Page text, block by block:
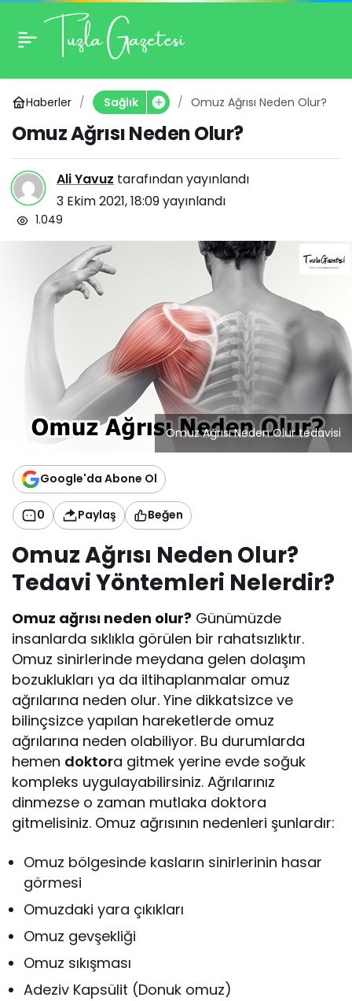
Haberler Sağlık Omuz Ağrısı Neden Olur?
Omuz Ağrısı Neden Olur?
Ali Yavuz tarafından yayınlandı
3 Ekim 2021, 18:09yayınlandı
1.049
Omuz Ağrısı Neden Olur tedavisi
Google'da Abone Ol
0 Paylaş Beğen
Omuz Ağrısı Neden Olur?
Tedavi Yöntemleri Nelerdir?
Omuz ağrısı neden olur? Günümüzde
insanlarda sıklıkla görülen bir rahatsızlıktır.
Omuz sinirlerinde meydana gelen dolaşım
bozuklukları ya da iltihaplanmalar omuz
ağrılarına neden olur. Yine dikkatsizce ve
bilinçsizce yapılan hareketlerde omuz
ağrılarına neden olabiliyor. Bu durumlarda
hemen doktora gitmek yerine evde soğuk
kompleks uygulayabilirsiniz. Ağrılarınız
dinmezse o zaman mutlaka doktora
gitmelisiniz. Omuz ağrısının nedenleri şunlardır:
Omuz bölgesinde kasların sinirlerinin hasar
görmesi
Omuzdaki yara çıkıkları
Omuz gevşekliği
Omuz sıkışması
Adeziv Kapsülit (Donuk omuz)
Omuz Ağrısı Neden